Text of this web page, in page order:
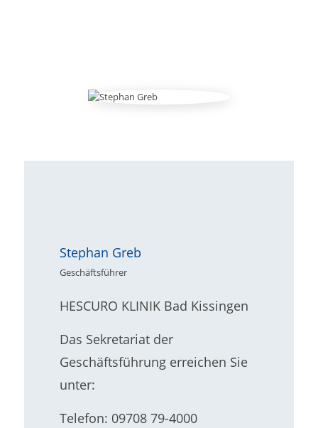
Stephan Greb
Geschäftsführer
HESCURO KLINIK Bad Kissingen
Das Sekretariat der
Geschäftsführung erreichen Sie
unter:
Telefon: 09708 79-4000